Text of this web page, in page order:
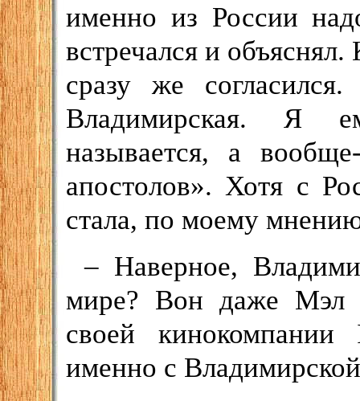
именно из России
встречался и
сразу же
Владимирская. Я
называется, а
апостолов». Хотя с
стала, по моему
– Наверное,
мире? Вон даже Мэл
своей
именно с